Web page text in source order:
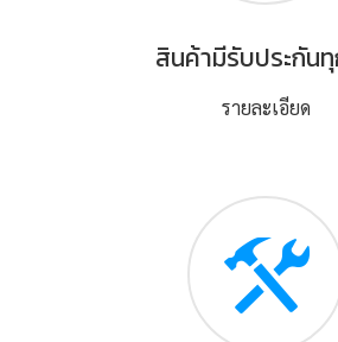
สินค้ามีรับประกัน
รายละเอียด